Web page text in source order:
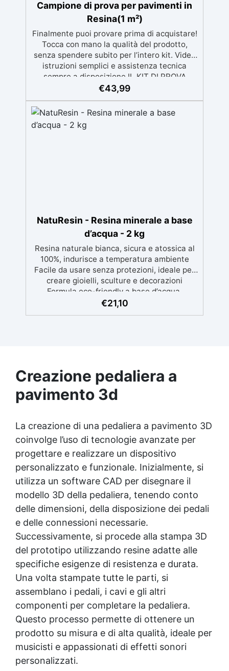
Campione di prova per pavimenti in
Resina(1 m²)
Finalmente puoi provare prima di acquistare!
Tocca con mano la qualità del prodotto,
senza spendere subito per l’intero kit. Video
istruzioni semplici e assistenza tecnica
sempre a disposizione IL KIT DI PROVA
RICOPRE 1m² la descrizione fa riferimento al
non è presente il mastice epossidico ed il
protettivo ✅ Per ogni superficie: grazie al
primer universale è applicabile sia su
lucida o satinata. ✅ Personalizzabile:
Disponibile in kit per metrature da 2m² a
100m², con una vasta gamma di pigmenti
selezionabili.
€43,99
NatuResin - Resina minerale a base
d’acqua - 2 kg
Resina naturale bianca, sicura e atossica al
100%, indurisce a temperatura ambiente
Facile da usare senza protezioni, ideale per
creare gioielli, sculture e decorazioni
Formula eco-friendly a base d’acqua,
alternativa sicura alle resine tradizionali
€21,10
Creazione pedaliera a
pavimento 3d
La creazione di una pedaliera a pavimento 3D
coinvolge l’uso di tecnologie avanzate per
progettare e realizzare un dispositivo
personalizzato e funzionale. Inizialmente, si
utilizza un software CAD per disegnare il
modello 3D della pedaliera, tenendo conto
delle dimensioni, della disposizione dei pedali
e delle connessioni necessarie.
Successivamente, si procede alla stampa 3D
del prototipo utilizzando resine adatte alle
specifiche esigenze di resistenza e durata.
Una volta stampate tutte le parti, si
assemblano i pedali, i cavi e gli altri
componenti per completare la pedaliera.
Questo processo permette di ottenere un
prodotto su misura e di alta qualità, ideale per
musicisti e appassionati di effetti sonori
personalizzati.